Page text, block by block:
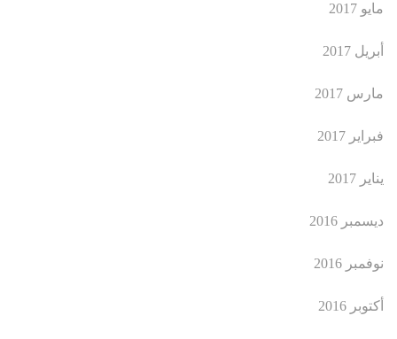
مايو 2017
أبريل 2017
مارس 2017
فبراير 2017
يناير 2017
ديسمبر 2016
نوفمبر 2016
أكتوبر 2016